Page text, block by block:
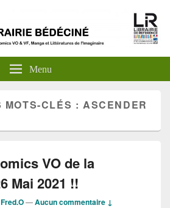
Menu
MOTS-CLÉS : ASCENDER
VO de la
Mai 2021 !!
Fred.O—Aucun commentaire ↓